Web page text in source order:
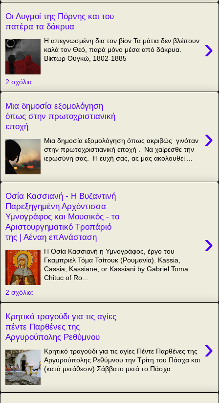
Οι Λυγμοί της Πόρνης και του
πατέρα τα δάκρυα
›
Η απεγνωσμένη δια τον βίον Τα μάτια δεν βλέπουν
καλά τον Θεό, παρά μόνο μέσα από δάκρυα.
Βίκτωρ Ουγκώ, 1802-1885
2 σχόλια:
Μια δημοσία εξομολόγηση
όπως στην πρωτοχριστιανική
εποχή
›
Μια δημοσία εξομολόγηση όπως ακριβώς γινόταν
στην πρωτοχριστιανική εποχή . Να χαίρεσθε την
ιερωσύνη σας. Η ευχή σας, ας μας ακολουθεί ...
Οσία Κασσιανή - Η Βυζαντινή
Παρεξηγημένη Αρχόντισσα
Υμνογράφος και Μουσικός - το
Αριστουργηματικό Τροπάριό
της | Αέναη επΑνάσταση
›
Η Οσία Κασσιανή η Υμνογράφος, έργο του
Γκαμπριέλ Τόμα Τσίτουκ (Ρουμανία). Kassia,
Cassia, Kassiane, or Kassiani by Gabriel Toma
Chituc of Ro...
2 σχόλια:
Κρητικό τραγούδι για τις αγίες
πέντε Παρθένες της
Αργυρούπολης Ρεθύμνου
›
Κρητικό τραγούδι για τις αγίες Πέντε Παρθένες της
Αργυρούπολης Ρεθύμνου την Τρίτη του Πάσχα και
(κατά μετάθεσιν) Σάββατο μετά το Πάσχα.